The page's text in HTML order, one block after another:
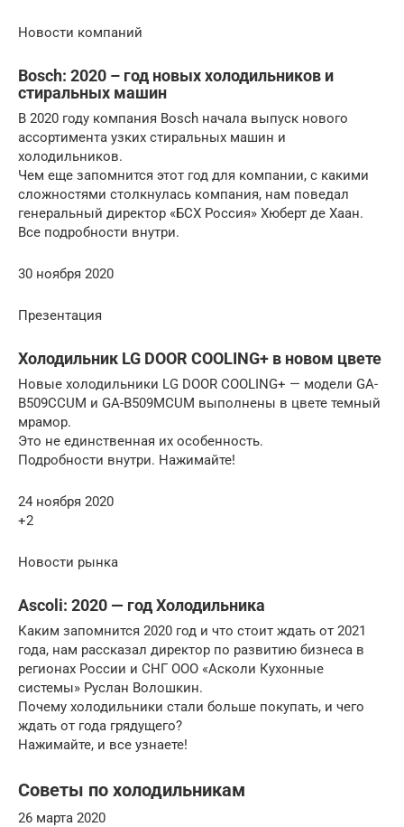
Новости компаний
Bosch: 2020 – год новых холодильников и
стиральных машин
В 2020 году компания Bosch начала выпуск нового
ассортимента узких стиральных машин и
холодильников.
Чем еще запомнится этот год для компании, с какими
сложностями столкнулась компания, нам поведал
генеральный директор «БСХ Россия» Хюберт де Хаан.
Все подробности внутри.
30 ноября 2020
Презентация
Холодильник LG DOOR COOLING+ в новом цвете
Новые холодильники LG DOOR COOLING+ — модели GA-
B509CCUM и GA-B509MCUM выполнены в цвете темный
мрамор.
Это не единственная их особенность.
Подробности внутри. Нажимайте!
24 ноября 2020
+2
Новости рынка
Ascoli: 2020 — год Холодильника
Каким запомнится 2020 год и что стоит ждать от 2021
года, нам рассказал директор по развитию бизнеса в
регионах России и СНГ ООО «Асколи Кухонные
системы» Руслан Волошкин.
Почему холодильники стали больше покупать, и чего
ждать от года грядущего?
Нажимайте, и все узнаете!
Советы по холодильникам
26 марта 2020